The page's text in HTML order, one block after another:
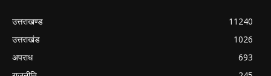
उत्तराखण्ड
11240
उत्तराखंड
1026
अपराध
693